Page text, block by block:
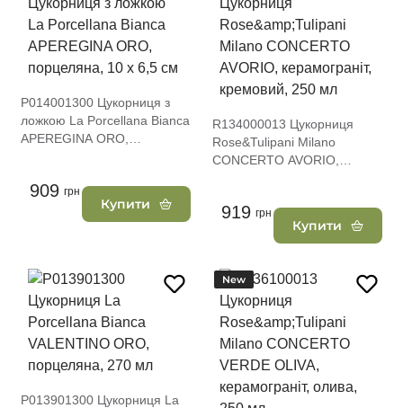
P014001300 Цукорниця з
ложкою La Porcellana Bianca
APEREGINA ORO,
909 грн
Купити
R134000013 Цукорниця
Rose&Tulipani Milano
CONCERTO AVORIO,
919 грн
Купити
P013901300 Цукорниця La
New